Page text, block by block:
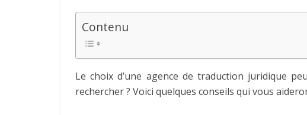
Contenu
Le choix d’une agence de traduction juridique
rechercher ? Voici quelques conseils qui vous